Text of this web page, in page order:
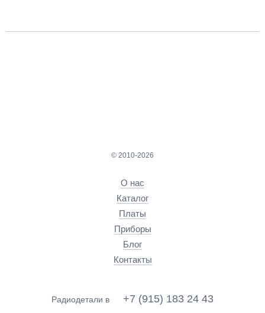
© 2010-2026
О нас
Каталог
Платы
Приборы
Блог
Контакты
Радиодетали в +7 (915) 183 24 43